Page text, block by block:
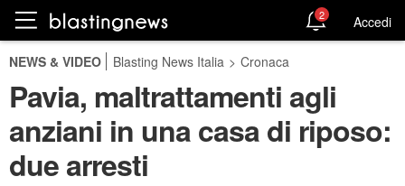
2 Accedi
NEWS & VIDEO Blasting News Italia > Cronaca
Pavia, maltrattamenti agli
anziani in una casa di riposo:
due arresti